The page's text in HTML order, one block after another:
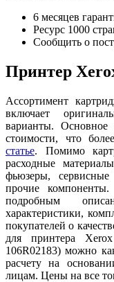
6 месяцев
Ресурс 1000
Сообщить о
Принтер
Ассортимент
включает
варианты.
стоимости, что
статье. Помимо
расходные
фьюзеры,
прочие
подробным
характеристики,
покупателей о
для принтера
106R02183) можно
расчету на
лицам. Цены на все